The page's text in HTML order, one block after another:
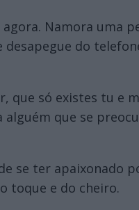
Namora uma
do
que só existes tu e
que se
se ter apaixonado
toque e do cheiro.